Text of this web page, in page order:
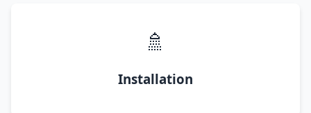
🚿
Installation